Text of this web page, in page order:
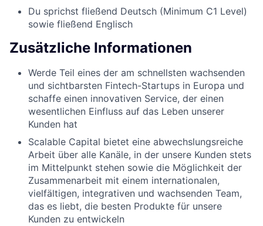
Du sprichst fließend Deutsch (Minimum C1 Level)
sowie fließend Englisch
Zusätzliche Informationen
Werde Teil eines der am schnellsten wachsenden
und sichtbarsten Fintech-Startups in Europa und
schaffe einen innovativen Service, der einen
wesentlichen Einfluss auf das Leben unserer
Kunden hat
Scalable Capital bietet eine abwechslungsreiche
Arbeit über alle Kanäle, in der unsere Kunden stets
im Mittelpunkt stehen sowie die Möglichkeit der
Zusammenarbeit mit einem internationalen,
vielfältigen, integrativen und wachsenden Team,
das es liebt, die besten Produkte für unsere
Kunden zu entwickeln